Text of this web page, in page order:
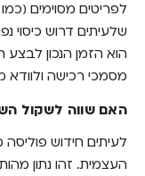
לפריטים מסוימים
שלעיתים דרוש כיסוי
הוא הזמן הנכון
מסמכי רכישה
האם שווה לשקול
לעיתים חידוש
העצמית. זהו נתון